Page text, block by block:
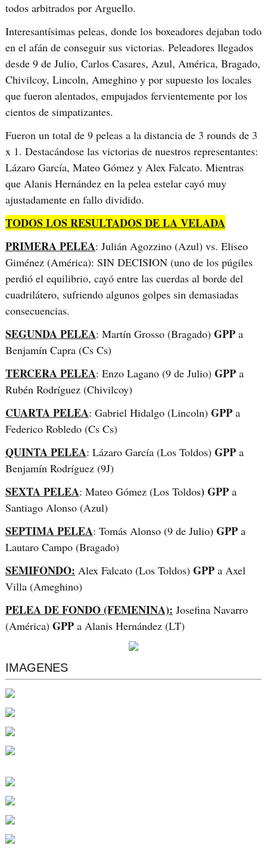
todos arbitrados por Arguello.
Interesantísimas peleas, donde los boxeadores dejaban todo
en el afán de conseguir sus victorias. Peleadores llegados
desde 9 de Julio, Carlos Casares, Azul, América, Bragado,
Chivilcoy, Lincoln, Ameghino y por supuesto los locales
que fueron alentados, empujados fervientemente por los
cientos de simpatizantes.
Fueron un total de 9 peleas a la distancia de 3 rounds de 3
x 1. Destacándose las victorias de nuestros representantes:
Lázaro García, Mateo Gómez y Alex Falcato. Mientras
que Alanis Hernández en la pelea estelar cayó muy
ajustadamente en fallo dividido.
TODOS LOS RESULTADOS DE LA VELADA
PRIMERA PELEA: Julián Agozzino (Azul) vs. Eliseo
Giménez (América): SIN DECISION (uno de los púgiles
perdió el equilibrio, cayó entre las cuerdas al borde del
cuadrilátero, sufriendo algunos golpes sin demasiadas
consecuencias.
SEGUNDA PELEA: Martín Grosso (Bragado) GPP a
Benjamín Capra (Cs Cs)
TERCERA PELEA: Enzo Lagano (9 de Julio) GPP a
Rubén Rodríguez (Chivilcoy)
CUARTA PELEA: Gabriel Hidalgo (Lincoln) GPP a
Federico Robledo (Cs Cs)
QUINTA PELEA: Lázaro García (Los Toldos) GPP a
Benjamín Rodríguez (9J)
SEXTA PELEA: Mateo Gómez (Los Toldos) GPP a
Santiago Alonso (Azul)
SEPTIMA PELEA: Tomás Alonso (9 de Julio) GPP a
Lautaro Campo (Bragado)
SEMIFONDO: Alex Falcato (Los Toldos) GPP a Axel
Villa (Ameghino)
PELEA DE FONDO (FEMENINA): Josefina Navarro
(América) GPP a Alanis Hernández (LT)
IMAGENES